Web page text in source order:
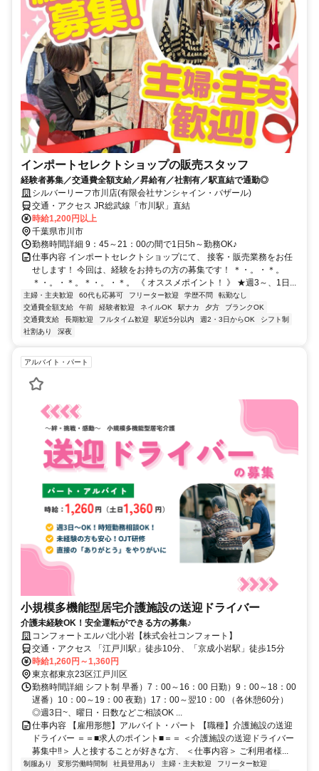
インポートセレクトショップの販売スタッフ
経験者募集／交通費全額支給／昇給有／社割有／駅直結で通勤◎
シルバーリーフ市川店(有限会社サンシャイン・バザール)
交通・アクセス JR総武線「市川駅」直結
時給1,200円以上
千葉県市川市
勤務時間詳細 9：45～21：00の間で1日5h～勤務OK♪
仕事内容 インポートセレクトショップにて、 接客・販売業務をお任
せします！ 今回は、経験をお持ちの方の募集です！ ＊・。・＊。
＊・。・＊。＊・。・＊。 《 オススメポイント！ 》 ★週3～、1日...
主婦・主夫歓迎 60代も応募可 フリーター歓迎 学歴不問
転勤なし
交通費全額支給
午前 経験者歓迎 ネイルOK 駅ナカ 夕方
ブランクOK
交通費支給
長期歓迎 フルタイム歓迎 駅近5分以内 週2・3日からOK
シフト制
社割あり
深夜
アルバイト・パート
小規模多機能型居宅介護施設の送迎ドライバー
介護未経験OK！安全運転ができる方の募集♪
コンフォートエルバ北小岩【株式会社コンフォート】
交通・アクセス 「江戸川駅」徒歩10分、「京成小岩駅」徒歩15分
時給1,260円～1,360円
東京都東京23区江戸川区
勤務時間詳細 シフト制 早番）7：00～16：00 日勤）9：00～18：00
遅番）10：00～19：00 夜勤）17：00～翌10：00 （各休憩60分）
◎週3日~、曜日・日数などご相談OK ...
仕事内容 【雇用形態】アルバイト・パート 【職種】介護施設の送迎
ドライバー ＝＝■求人のポイント■＝＝ ＜介護施設の送迎ドライバー
募集中‼＞ 人と接することが好きな方、 ＜仕事内容＞ ご利用者様...
制服あり 変形労働時間制 社員登用あり 主婦・主夫歓迎
フリーター歓迎